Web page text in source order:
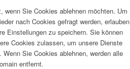
wenn Sie Cookies ablehnen möchten. Um
nach Cookies gefragt werden, erlauben
Einstellungen zu speichern. Sie können
Cookies zulassen, um unsere Dienste
Sie Cookies ablehnen, werden alle
entfernt.